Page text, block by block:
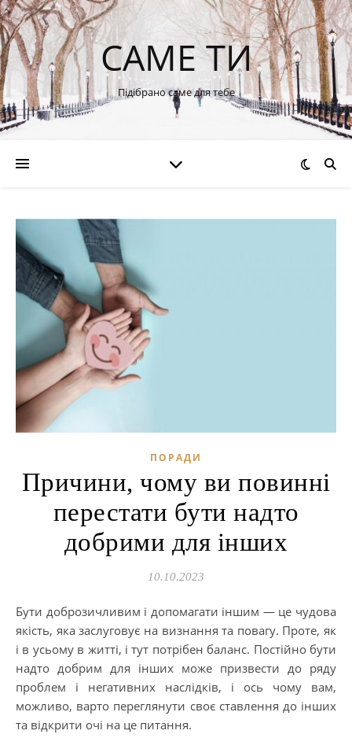
САМЕ ТИ
Підібрано саме для тебе
ПОРАДИ
Причини, чому ви повинні
перестати бути надто
добрими для інших
10.10.2023
Бути доброзичливим і допомагати іншим — це чудова
якість, яка заслуговує на визнання та повагу. Проте, як
і в усьому в житті, і тут потрібен баланс. Постійно бути
надто добрим для інших може призвести до ряду
проблем і негативних наслідків, і ось чому вам,
можливо, варто переглянути своє ставлення до інших
та відкрити очі на це питання.